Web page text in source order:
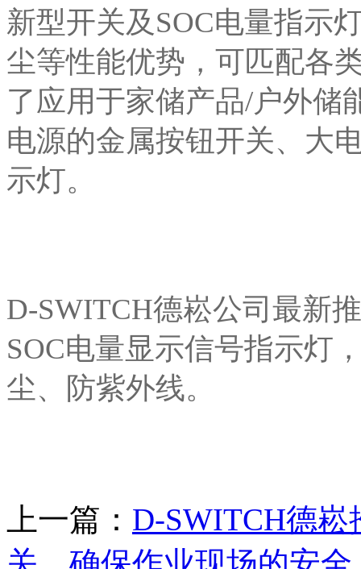
新型开关及SOC电量指示
尘等性能优势，可匹配各
了应用于家储产品/户外储
电源的金属按钮开关、大
示灯。
D-SWITCH德崧公司最新
SOC电量显示信号指示灯
尘、防紫外线。
上一篇： D-SWITCH德崧